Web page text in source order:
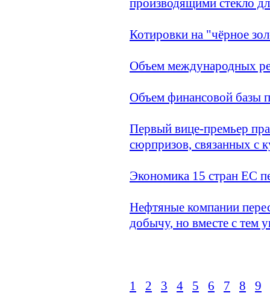
производящими стекло
Котировки на "чёрное
Объем международных
Объем финансовой базы
Первый вице-премьер
сюрпризов, связанных с
Экономика 15 стран ЕС
Нефтяные компании
добычу, но вместе с тем
1 2 3 4 5 6 7 8
9